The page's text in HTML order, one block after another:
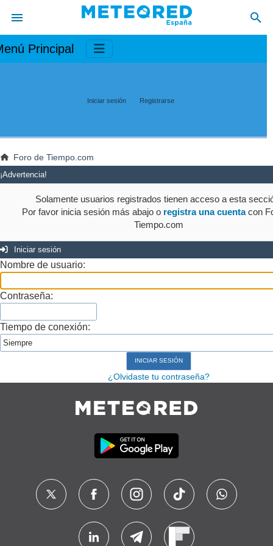
Principal
Iniciar sesión Registrarse
Foro de Tiempo.com
¡Advertencia!
Solamente usuarios registrados tienen acceso a esta
Por favor inicia sesión más abajo o registra una cuentacon
Tiempo.com
Iniciar sesión
Nombre de usuario:
Contraseña:
Tiempo de conexión:
¿Olvidaste tu contraseña?